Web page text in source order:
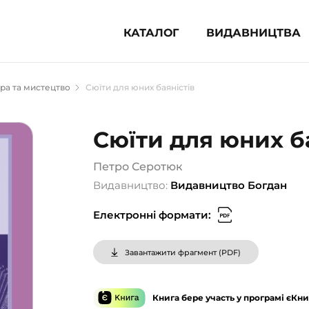
КАТАЛОГ ВИДАВНИЦТВА
література (1854)
для підлітків (240)
популярна література (1015)
література та посібники
довідники, словники
сертифікати (1)
та мистецтво Сюїти для юних баяністів
Сюїти для юних
Петро Серотюк
Видавництво: Видавництво Богдан
Електронні формати:
Завантажити фрагмент (PDF)
Книга бере участь у програмі